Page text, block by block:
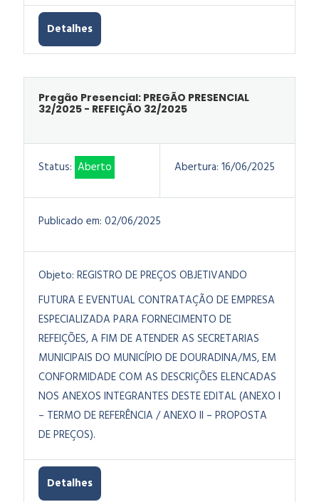
Detalhes
Pregão Presencial: PREGÃO PRESENCIAL
32/2025 - REFEIÇÃO 32/2025
Status: Aberto Abertura: 16/06/2025
Publicado em: 02/06/2025
Objeto: REGISTRO DE PREÇOS OBJETIVANDO
FUTURA E EVENTUAL CONTRATAÇÃO DE EMPRESA
ESPECIALIZADA PARA FORNECIMENTO DE
REFEIÇÕES, A FIM DE ATENDER AS SECRETARIAS
MUNICIPAIS DO MUNICÍPIO DE DOURADINA/MS, EM
CONFORMIDADE COM AS DESCRIÇÕES ELENCADAS
NOS ANEXOS INTEGRANTES DESTE EDITAL (ANEXO I
– TERMO DE REFERÊNCIA / ANEXO II – PROPOSTA
DE PREÇOS).
Detalhes